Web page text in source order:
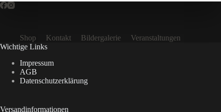
Shop Kontakt Bildergalerie
Veranstaltungen
Wichtige Links
Impressum
AGB
Datenschutzerklärung
Versandinformationen